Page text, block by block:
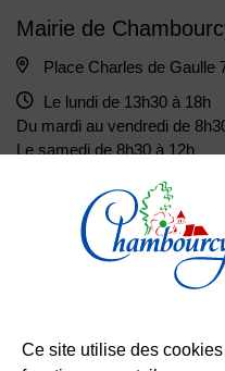
Mairie de
Place Charles de Gaulle
Le lundi de 13h30 à 18h
Du mardi au vendredi de
Le samedi de 8h30 à 12h
01 39 22 31 31
Ce site utilise des